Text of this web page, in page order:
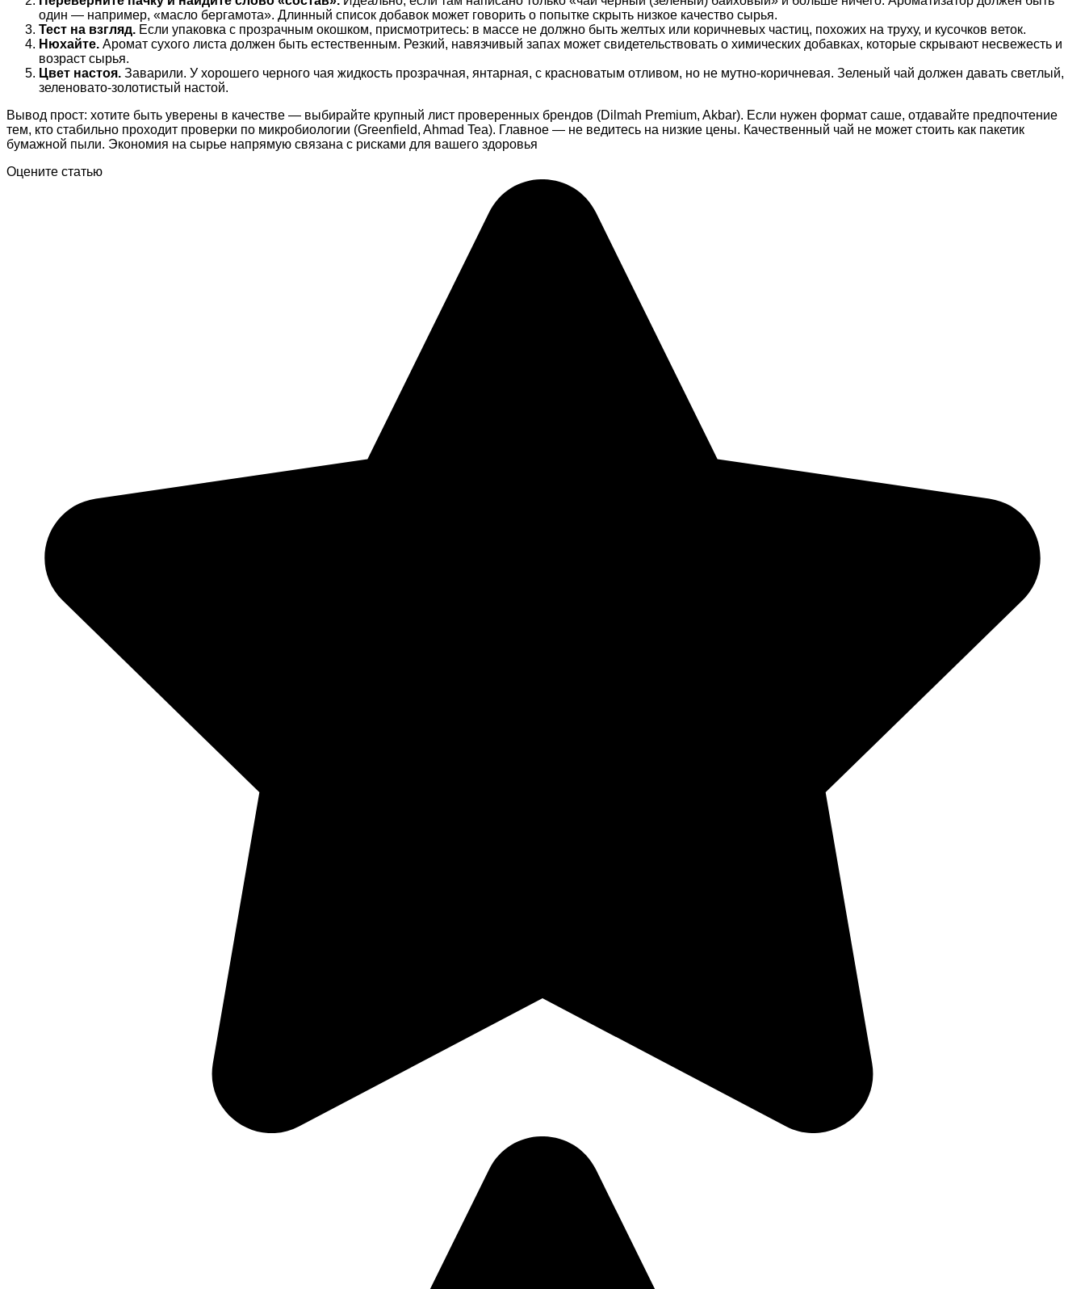
один — например, «масло бергамота». Длинный список добавок может говорить о попытке скрыть низкое качество сырья.
Тест на взгляд. Если упаковка с прозрачным окошком, присмотритесь: в массе не должно быть желтых или коричневых частиц, похожих на труху, и кусочков веток.
Нюхайте. Аромат сухого листа должен быть естественным. Резкий, навязчивый запах может свидетельствовать о химических добавках, которые скрывают несвежесть и
возраст сырья.
Цвет настоя. Заварили. У хорошего черного чая жидкость прозрачная, янтарная, с красноватым отливом, но не мутно-коричневая. Зеленый чай должен давать светлый,
зеленовато-золотистый настой.
Вывод прост: хотите быть уверены в качестве — выбирайте крупный лист проверенных брендов (Dilmah Premium, Akbar). Если нужен формат саше, отдавайте предпочтение
тем, кто стабильно проходит проверки по микробиологии (Greenfield, Ahmad Tea). Главное — не ведитесь на низкие цены. Качественный чай не может стоить как пакетик
бумажной пыли. Экономия на сырье напрямую связана с рисками для вашего здоровья
Оцените статью